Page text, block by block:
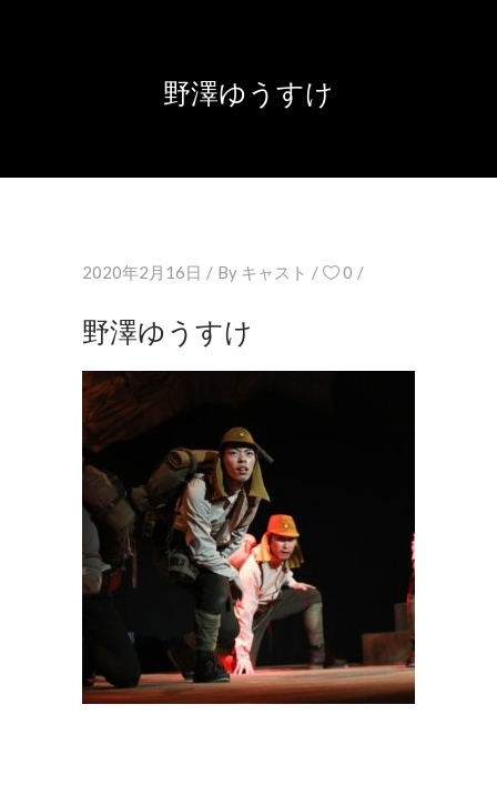
野澤ゆうすけ
2020年2月16日 By キャスト 0
野澤ゆうすけ